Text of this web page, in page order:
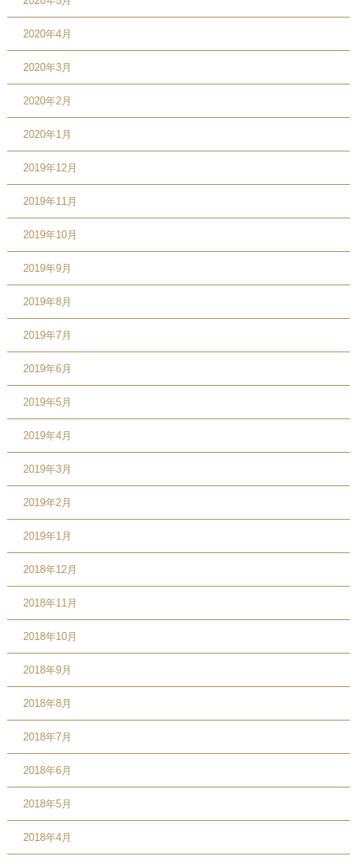
2020年4月
2020年3月
2020年2月
2020年1月
2019年12月
2019年11月
2019年10月
2019年9月
2019年8月
2019年7月
2019年6月
2019年5月
2019年4月
2019年3月
2019年2月
2019年1月
2018年12月
2018年11月
2018年10月
2018年9月
2018年8月
2018年7月
2018年6月
2018年5月
2018年4月